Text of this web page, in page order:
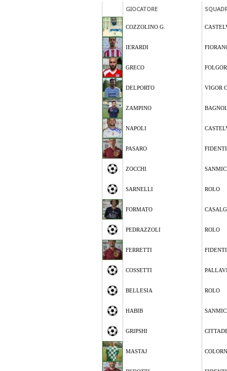
GIOCATORE
COZZOLINO G.
IERARDI
GRECO
DELPORTO VIGOR
ZAMPINO
NAPOLI
PASARO
ZOCCHI
SARNELLI ROLO
FORMATO
PEDRAZZOLI ROLO
FERRETTI
COSSETTI
BELLESIA ROLO
HABIB
GRIPSHI
MASTAJ